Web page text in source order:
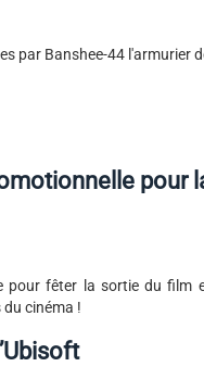
par Banshee-44 l'armurier
pour
pour fêter la sortie du film
cinéma !